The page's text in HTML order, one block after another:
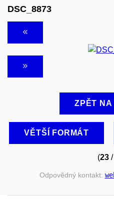
DSC_8873
ZPĚT NA
VĚTŠÍ FORMÁT
(23
Odpovědný kontakt: